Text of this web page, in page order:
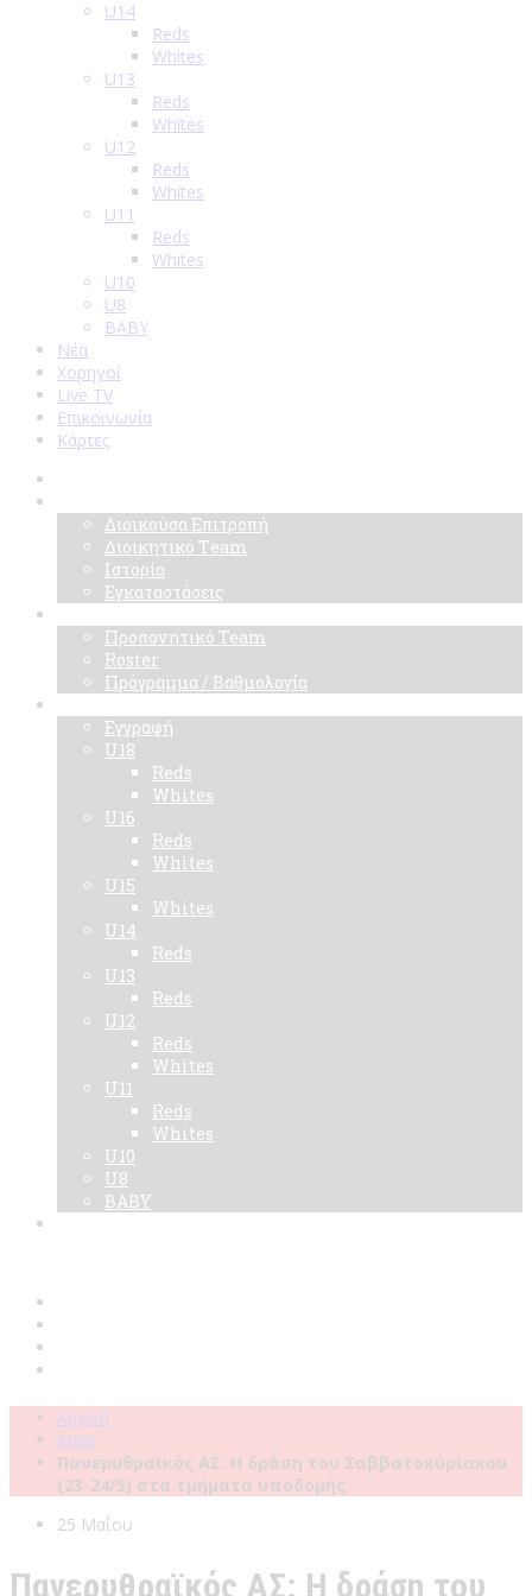
U14
Reds
Whites
U13
Reds
Whites
U12
Reds
Whites
U11
Reds
Whites
U10
U8
BABY
Νέα
Χορηγοί
Live TV
Επικοινωνία
Κάρτες
Διοικούσα Επιτροπή
Διοικητικό Τeam
Ιστορία
Εγκαταστάσεις
Προπονητικό Team
Roster
Πρόγραμμα / Βαθμολογία
Εγγραφή
U18
Reds
Whites
U16
Reds
Whites
U15
Whites
U14
Reds
U13
Reds
U12
Reds
Whites
U11
Reds
Whites
U10
U8
BABY
Αρχική
Main
Πανερυθραϊκός ΑΣ: Η δράση του Σαββατοκύριακου
(23-24/5) στα τμήματα υποδομής
25 Μαΐου
Πανερυθραϊκός ΑΣ: Η δράση του